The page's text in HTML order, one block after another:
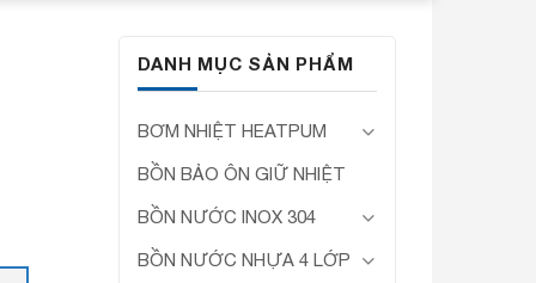
DANH MỤC SẢN PHẨM
BƠM NHIỆT HEATPUM
BỒN BẢO ÔN GIỮ NHIỆT
BỒN NƯỚC INOX 304
BỒN NƯỚC NHỰA 4 LỚP